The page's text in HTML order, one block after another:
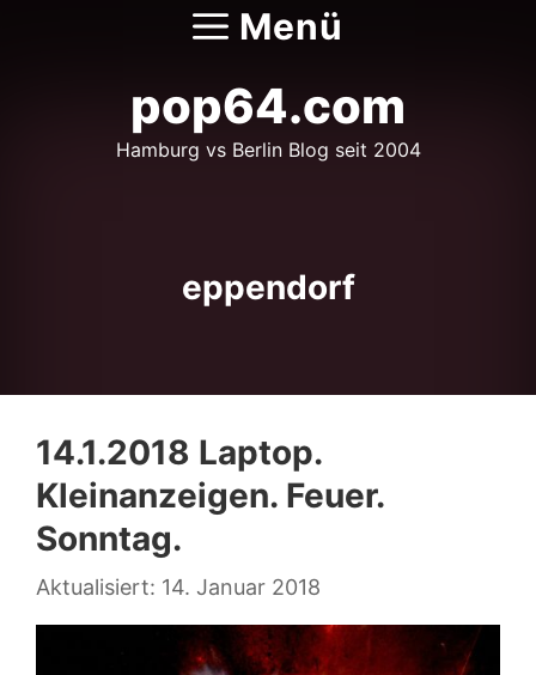
Menü
pop64.com
Hamburg vs Berlin Blog seit 2004
eppendorf
14.1.2018 Laptop.
Kleinanzeigen. Feuer.
Sonntag.
14. Januar 2018